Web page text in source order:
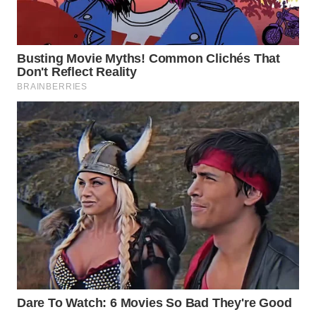
WN
SIMALUNGUN
WN
LABUHANBATU
WN
TAPANULI
TENGAH
WN DELI
SERDANG
WN
TEBING
TINGGI
WN